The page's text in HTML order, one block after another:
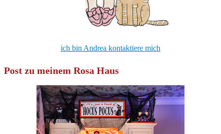
ich bin Andrea kontaktiere mich
Post zu meinem Rosa Haus